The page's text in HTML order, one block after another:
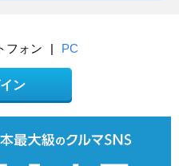
フォン | PC
ン